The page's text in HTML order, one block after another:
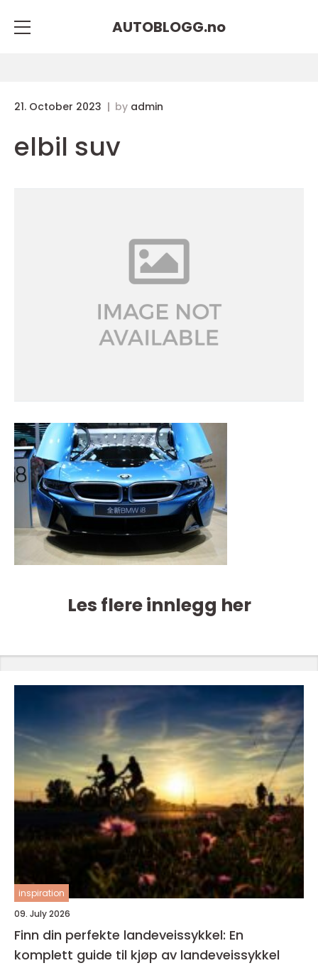
AUTOBLOGG.no
21. October 2023 by admin
elbil suv
Les flere innlegg her
inspiration
09. July 2026
Finn din perfekte landeveissykkel: En
komplett guide til kjøp av landeveissykkel